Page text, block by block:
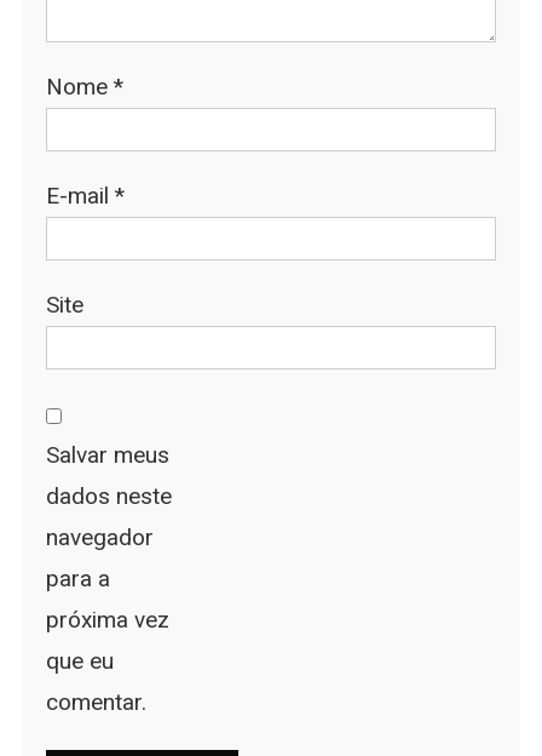
Nome *
E-mail *
Site
Salvar meus
dados neste
navegador
para a
próxima vez
que eu
comentar.